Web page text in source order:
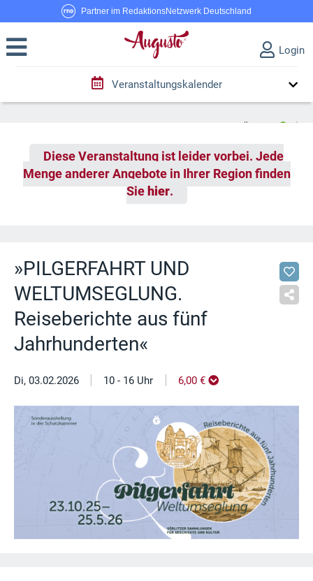
Partner im RedaktionsNetzwerk Deutschland
Login
Veranstaltungskalender
Diese Veranstaltung ist leider vorbei. Jede
Menge anderer Angebote in Ihrer Region finden
Sie hier.
»PILGERFAHRT UND
WELTUMSEGLUNG.
Reiseberichte aus fünf
Jahrhunderten«
Di, 03.02.2026 | 10 - 16 Uhr | 6,00 €